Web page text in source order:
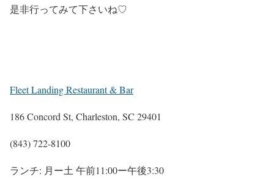
是非行ってみて下さいね♡
Fleet Landing Restaurant & Bar
186 Concord St, Charleston, SC 29401
(843) 722-8100
ランチ: 月ー土 午前11:00ー午後3:30